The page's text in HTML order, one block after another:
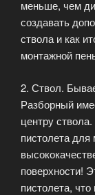
меньше, чем
создавать
ствола и как
монтажной
2. Ствол.
Разборный
центру
пистолета
поверхности!
пистолета,